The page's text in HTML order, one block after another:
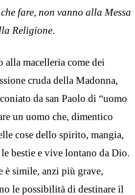
fare, non vanno alla Messa
Religione.
alla macelleria come dei
cruda della Madonna,
da san Paolo di “uomo
un uomo che, dimentico
cose dello spirito, mangia,
bestie e vive lontano da Dio.
è simile, anzi più grave,
le possibilità di destinare il